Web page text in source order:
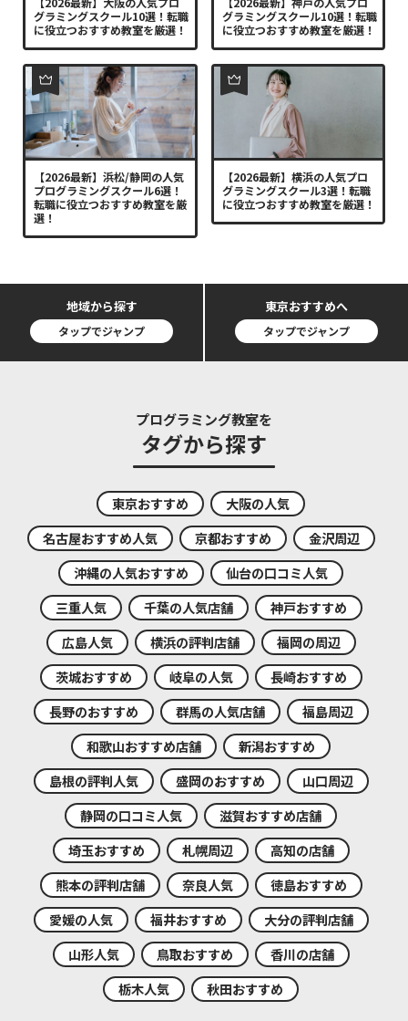
グラミングスクール10選！転職
に役立つおすすめ教室を厳選！
グラミングスクール10選！転職
に役立つおすすめ教室を厳選！
【2026最新】浜松/静岡の人気
プログラミングスクール6選！
転職に役立つおすすめ教室を厳
選！
【2026最新】横浜の人気プロ
グラミングスクール3選！転職
に役立つおすすめ教室を厳選！
地域から探す
タップでジャンプ
東京おすすめへ
タップでジャンプ
プログラミング教室を
タグから探す
東京おすすめ
大阪の人気
名古屋おすすめ人気
京都おすすめ
金沢周辺
沖縄の人気おすすめ
仙台の口コミ人気
三重人気
千葉の人気店舗
神戸おすすめ
広島人気
横浜の評判店舗
福岡の周辺
茨城おすすめ
岐阜の人気
長崎おすすめ
長野のおすすめ
群馬の人気店舗
福島周辺
和歌山おすすめ店舗
新潟おすすめ
島根の評判人気
盛岡のおすすめ
山口周辺
静岡の口コミ人気
滋賀おすすめ店舗
埼玉おすすめ
札幌周辺
高知の店舗
熊本の評判店舗
奈良人気
徳島おすすめ
愛媛の人気
福井おすすめ
大分の評判店舗
山形人気
鳥取おすすめ
香川の店舗
栃木人気
秋田おすすめ